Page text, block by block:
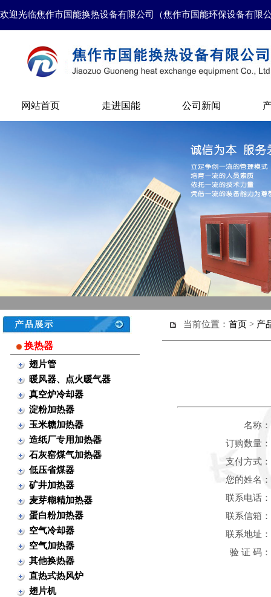
欢迎光临焦作市国能换热设备有限公司（焦作市国能环保设备有限
网站首页 走进国能 公司新闻
换热器
翅片管
暖风器、点火暖气器
真空炉冷却器
淀粉加热器
玉米糖加热器
造纸厂专用加热器
石灰窑煤气加热器
低压省煤器
矿井加热器
麦芽糊精加热器
蛋白粉加热器
空气冷却器
空气加热器
其他换热器
直热式热风炉
翅片机
当前位置： 首页 > 产
名称：
订购数量：
支付方式：
您的姓名：
联系电话：
联系信箱：
联系地址：
验 证 码：